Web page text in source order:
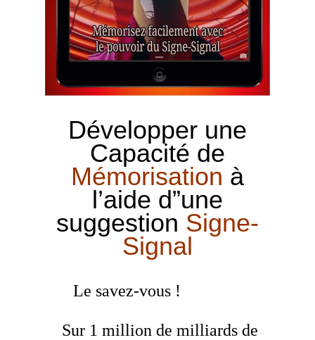
Développer une
Capacité de
Mémorisation à
l’aide d”une
suggestion Signe-
Signal
Le savez-vous !
Sur 1 million de milliards de